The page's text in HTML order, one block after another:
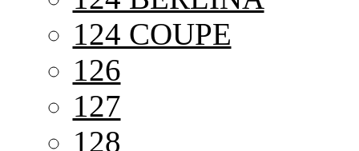
124 COUPE
126
127
128